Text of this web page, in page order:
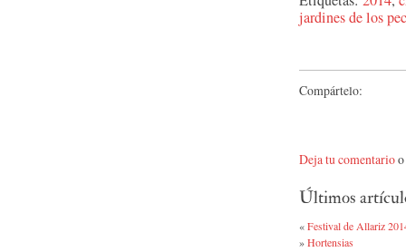
jardines de los
Compártelo:
Deja tu comentario
Últimos
«Festival de Allariz
»Hortensias